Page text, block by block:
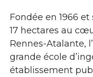
Fondée en 1966
17 hectares au
Rennes-Atalante,
grande école
établissement